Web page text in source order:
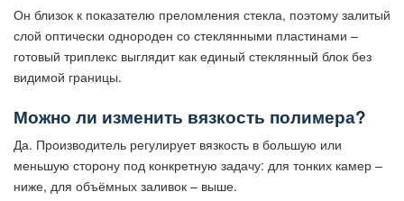
Он близок к показателю преломления стекла, поэтому залитый
слой оптически однороден со стеклянными пластинами –
готовый триплекс выглядит как единый стеклянный блок без
видимой границы.
Можно ли изменить вязкость полимера?
Да. Производитель регулирует вязкость в большую или
меньшую сторону под конкретную задачу: для тонких камер –
ниже, для объёмных заливок – выше.